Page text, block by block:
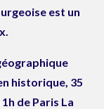
est un
historique, 35
de Paris La